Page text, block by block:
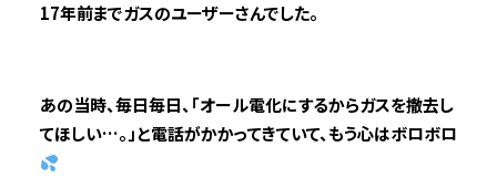
17年前までガスのユーザーさんでした。
あの当時、毎日毎日、「オール電化にするからガスを撤去し
てほしい…。」と電話がかかってきていて、もう心はボロボロ